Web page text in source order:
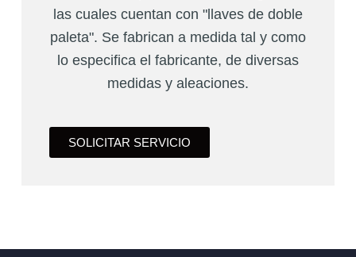
las cuales cuentan con "llaves de doble
paleta". Se fabrican a medida tal y como
lo especifica el fabricante, de diversas
medidas y aleaciones.
SOLICITAR SERVICIO